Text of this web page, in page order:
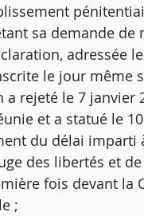
sa demande
adressée
le jour même
rejeté le 7 janvier
et a statué le
du délai
des libertés et
fois devant la
;